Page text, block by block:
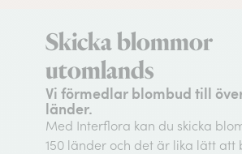
Skicka blommor
utomlands
Vi förmedlar blombud till
länder.
Med Interflora kan du skicka
150 länder och det är lika lätt att